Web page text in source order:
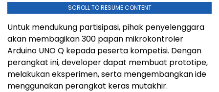
SCROLL TO RESUME CONTENT
Untuk mendukung partisipasi, pihak penyelenggara
akan membagikan 300 papan mikrokontroler
Arduino UNO Q kepada peserta kompetisi. Dengan
perangkat ini, developer dapat membuat prototipe,
melakukan eksperimen, serta mengembangkan ide
menggunakan perangkat keras mutakhir.